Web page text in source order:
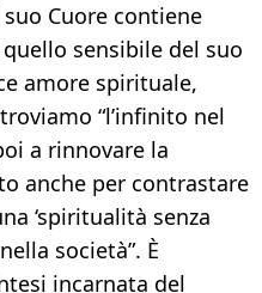
Cuore contiene
sensibile del suo
amore spirituale,
“l’infinito nel
a rinnovare la
anche per contrastare
‘spiritualità senza
società”. È
incarnata del